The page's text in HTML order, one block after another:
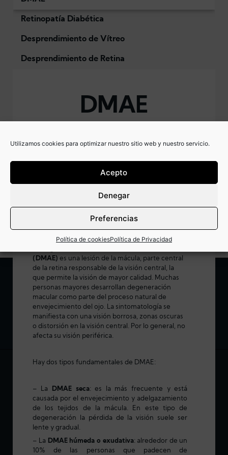
Utilizamos cookies para optimizar nuestro sitio web y nuestro servicio.
Acepto
Denegar
Preferencias
Política de cookiesPolítica de Privacidad
Retinopatía Diabética
Desprendimiento de Vítreo
Desprendimiento de Retina
DMAE
Macular
Asociada a la
Edad)
(DMAE) es una lesión de la mácula, parte central
de la retina responsable de la visión central, la
que permite la visión de mayor calidad. Muchas
personas mayores desarrollan degeneración
macular como parte del proceso natural de
envejecimiento del ojo. La sintomatología se
manifiesta con una visión borrosa, zonas oscuras
o distorsión en la visión central. Por lo general, no
afecta su visión periférica.
Hay dos tipos fundamentales de DMAE:
– La DMAE seca: es la más frecuente y está
causada por el envejecimiento y adelgazamiento
de los tejidos de la mácula. En este tipo de
degeneración la pérdida de la visión suele ser
lente y gradual.
– La
DMAE húmeda o exudativa: alrededor de un
10% de las personas que padecen de